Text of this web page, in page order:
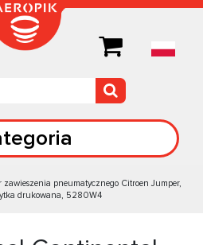
pneumatycznego Citroen Jumper,
drukowana, 5280W4